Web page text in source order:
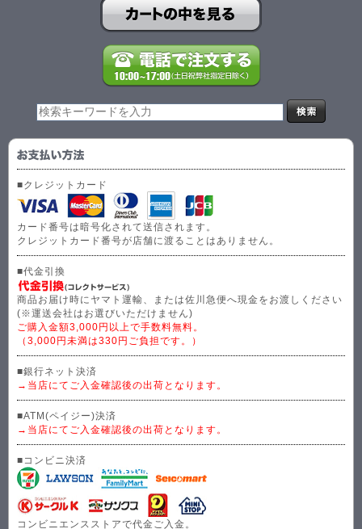
■クレジットカード
カード番号は暗号化されて送信されます。
クレジットカード番号が店舗に渡ることはありません。
■代金引換
商品お届け時にヤマト運輸、または佐川急便へ現金をお渡しください
(※運送会社はお選びいただけません)
ご購入金額3,000円以上で手数料無料。
（3,000円未満は330円ご負担です。）
■銀行ネット決済
→当店にてご入金確認後の出荷となります。
■ATM(ペイジー)決済
→当店にてご入金確認後の出荷となります。
■コンビニ決済
コンビニエンスストアで代金ご入金。